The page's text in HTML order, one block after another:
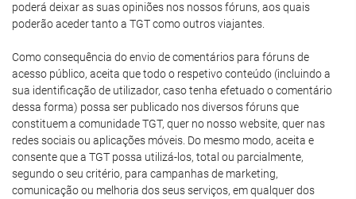
poderá deixar as suas opiniões nos nossos fóruns, aos quais
poderão aceder tanto a TGT como outros viajantes.
Como consequência do envio de comentários para fóruns de
acesso público, aceita que todo o respetivo conteúdo (incluindo a
sua identificação de utilizador, caso tenha efetuado o comentário
dessa forma) possa ser publicado nos diversos fóruns que
constituem a comunidade TGT, quer no nosso website, quer nas
redes sociais ou aplicações móveis. Do mesmo modo, aceita e
consente que a TGT possa utilizá-los, total ou parcialmente,
segundo o seu critério, para campanhas de marketing,
comunicação ou melhoria dos seus serviços, em qualquer dos